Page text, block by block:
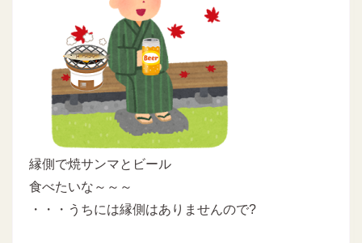
縁側で焼サンマとビール
食べたいな～～～
・・・うちには縁側はありませんので?